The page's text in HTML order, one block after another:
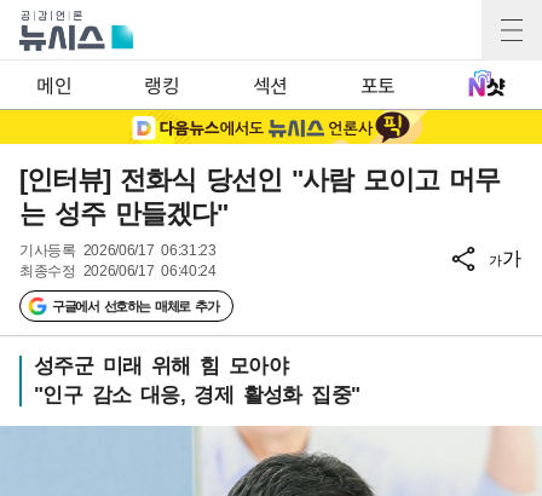
메인 랭킹 섹션 포토
[인터뷰] 전화식 당선인 "사람 모이고 머무
는 성주 만들겠다"
기사등록 2026/06/17 06:31:23
최종수정 2026/06/17 06:40:24
구글에서 선호하는 매체로 추가
가가
성주군 미래 위해 힘 모아야
"인구 감소 대응, 경제 활성화 집중"